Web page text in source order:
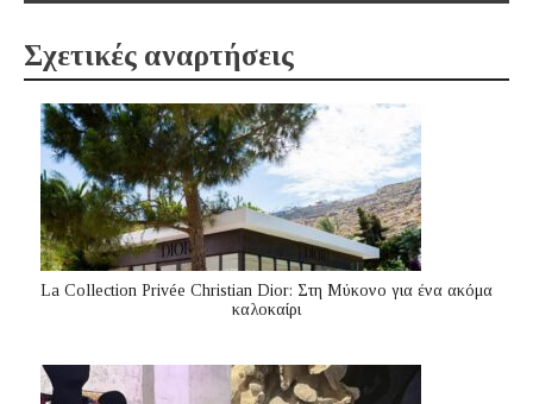
Σχετικές αναρτήσεις
La Collection Privée Christian Dior: Στη Μύκονο για ένα ακόμα
καλοκαίρι